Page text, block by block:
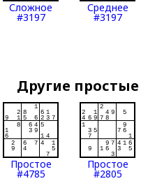
Сложное
#3197
Среднее
#3197
Другие
Простое
#4785
Простое
#2805